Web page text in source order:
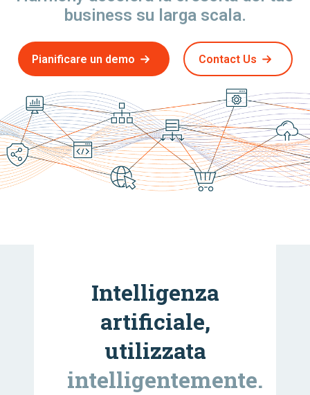
business su larga scala.
Pianificare un demo Contact Us
Intelligenza
artificiale,
utilizzata
intelligentemente.